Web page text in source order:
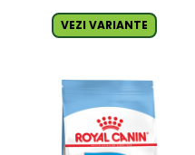
VEZI VARIANTE